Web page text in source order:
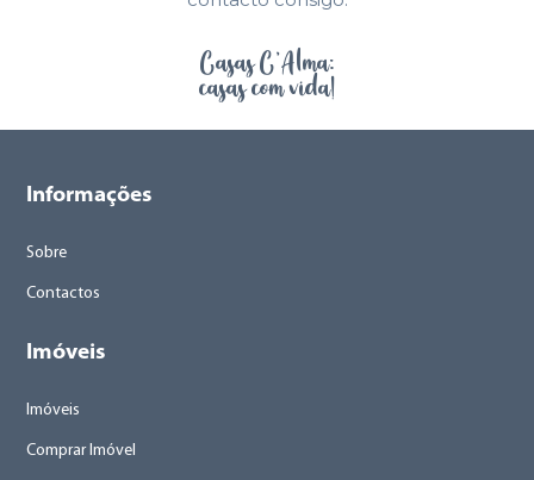
Casas C’Alma:
casas com vida!
Informações
Sobre
Contactos
Imóveis
Imóveis
Comprar Imóvel